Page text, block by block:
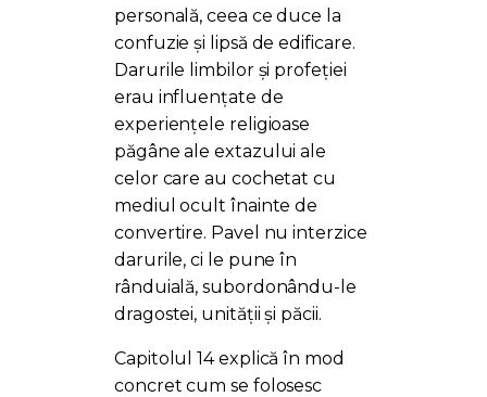
personală, ceea ce duce la
confuzie și lipsă de edificare.
Darurile limbilor și profeției
erau influențate de
experiențele religioase
păgâne ale extazului ale
celor care au cochetat cu
mediul ocult înainte de
convertire. Pavel nu interzice
darurile, ci le pune în
rânduială, subordonându-le
dragostei, unității și păcii.
Capitolul 14 explică în mod
concret cum se folosesc